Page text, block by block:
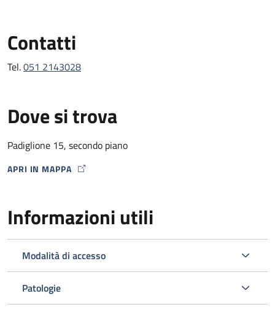
Contatti
Tel.051 2143028
Dove si trova
Padiglione 15, secondo piano
APRI IN MAPPA
MAP ICON
Informazioni utili
Modalità di accesso
Patologie